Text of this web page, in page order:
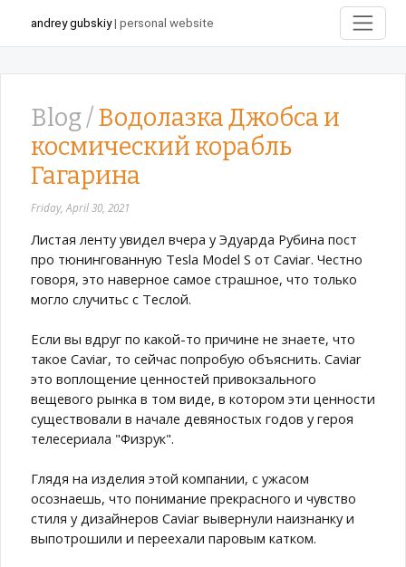
andrey gubskiy| personal website
Blog /Водолазка Джобса и
космический корабль
Гагарина
Friday, April 30, 2021
Листая ленту увидел вчера у Эдуарда Рубина пост
про тюнингованную Tesla Model S от Caviar. Честно
говоря, это наверное самое страшное, что только
могло случитьс с Теслой.
Если вы вдруг по какой-то причине не знаете, что
такое Caviar, то сейчас попробую объяснить. Caviar
это воплощение ценностей привокзального
вещевого рынка в том виде, в котором эти ценности
существовали в начале девяностых годов у героя
телесериала "Физрук".
Глядя на изделия этой компании, с ужасом
осознаешь, что понимание прекрасного и чувство
стиля у дизайнеров Caviar вывернули наизнанку и
выпотрошили и переехали паровым катком.